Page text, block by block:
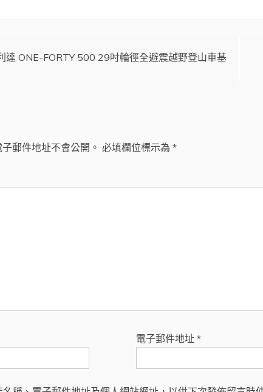
達 ONE-FORTY 500 29吋輪徑全避震越野登山車基
郵件地址不會公開。 必填欄位標示為 *
電子郵件地址 *